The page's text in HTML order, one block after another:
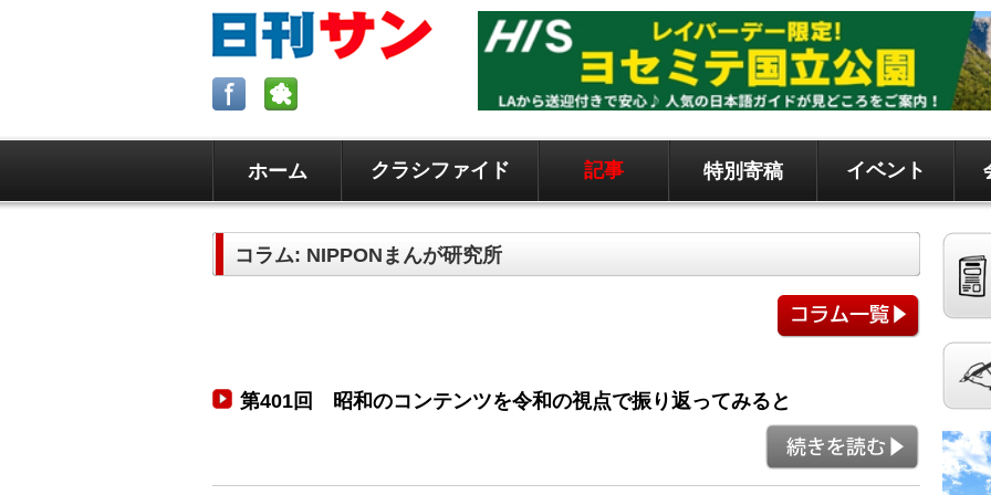
ホーム クラシファイド 記事 特別寄稿 イベント
ロサンゼルスの求人、クラシファイド、地元情報など
日刊サンはロサンゼルスの日本語新聞です。 記事は毎日更新、求人、クラシファイドは
毎週木曜5時更新。
コラム: NIPPONまんが研究所
第401回 昭和のコンテンツを令和の視点で振り返ってみると